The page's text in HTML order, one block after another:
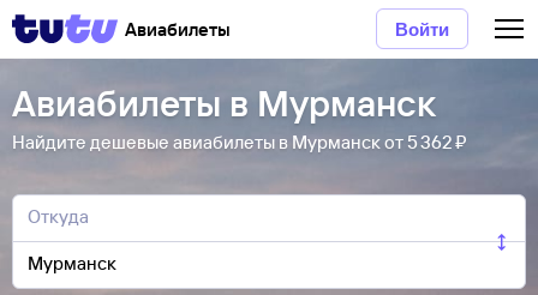
Авиабилеты Войти
Авиабилеты в Мурманск
Найдите дешевые авиабилеты в Мурманск от 5 ⁠362 ⁠₽